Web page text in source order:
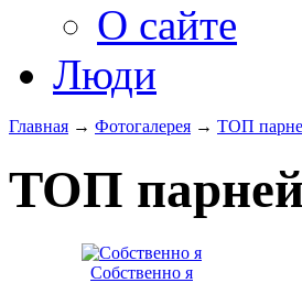
О сайте
Люди
Главная → Фотогалерея → ТОП
ТОП
Собственно я